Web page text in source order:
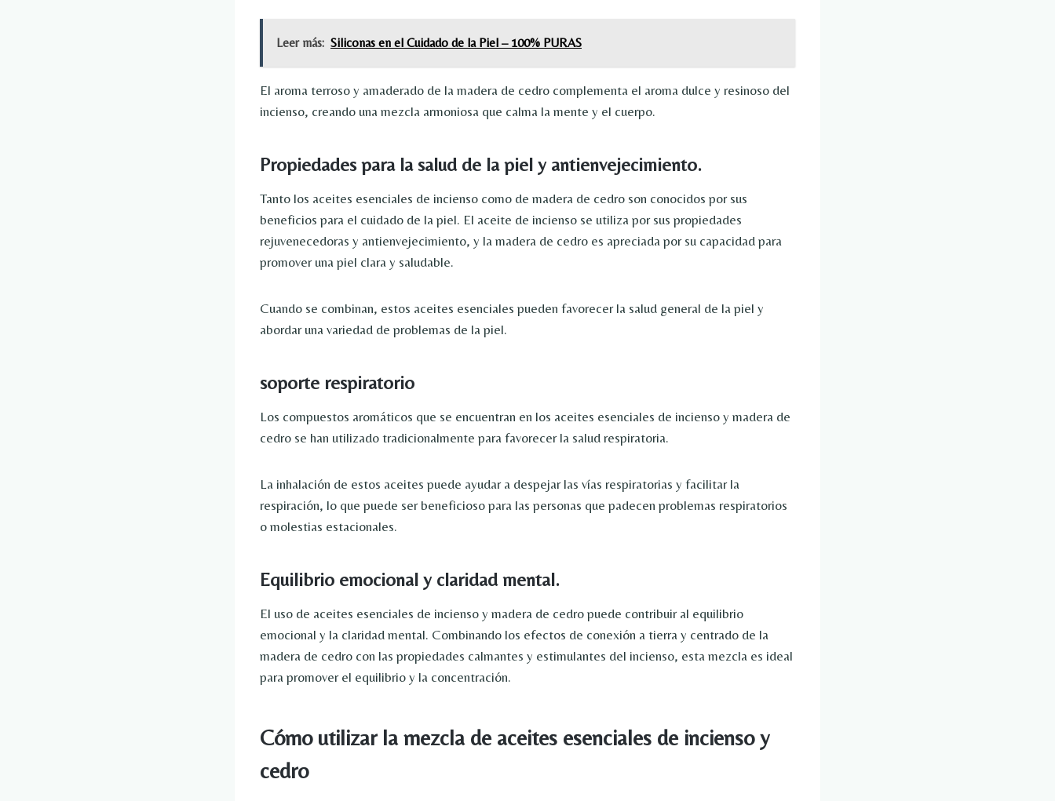
Leer más: Siliconas en el Cuidado de la Piel – 100% PURAS
El aroma terroso y amaderado de la madera de cedro complementa el aroma dulce y resinoso del
incienso, creando una mezcla armoniosa que calma la mente y el cuerpo.
Propiedades para la salud de la piel y antienvejecimiento.
Tanto los aceites esenciales de incienso como de madera de cedro son conocidos por sus
beneficios para el cuidado de la piel. El aceite de incienso se utiliza por sus propiedades
rejuvenecedoras y antienvejecimiento, y la madera de cedro es apreciada por su capacidad para
promover una piel clara y saludable.
Cuando se combinan, estos aceites esenciales pueden favorecer la salud general de la piel y
abordar una variedad de problemas de la piel.
soporte respiratorio
Los compuestos aromáticos que se encuentran en los aceites esenciales de incienso y madera de
cedro se han utilizado tradicionalmente para favorecer la salud respiratoria.
La inhalación de estos aceites puede ayudar a despejar las vías respiratorias y facilitar la
respiración, lo que puede ser beneficioso para las personas que padecen problemas respiratorios
o molestias estacionales.
Equilibrio emocional y claridad mental.
El uso de aceites esenciales de incienso y madera de cedro puede contribuir al equilibrio
emocional y la claridad mental. Combinando los efectos de conexión a tierra y centrado de la
madera de cedro con las propiedades calmantes y estimulantes del incienso, esta mezcla es ideal
para promover el equilibrio y la concentración.
Cómo utilizar la mezcla de aceites esenciales de incienso y
cedro